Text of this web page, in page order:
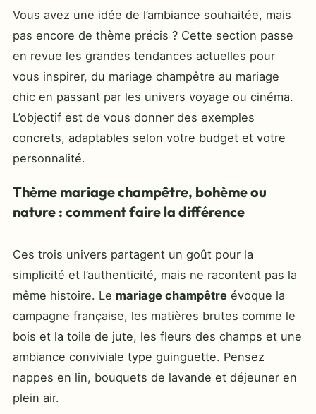
Vous avez une idée de l’ambiance souhaitée, mais
pas encore de thème précis ? Cette section passe
en revue les grandes tendances actuelles pour
vous inspirer, du mariage champêtre au mariage
chic en passant par les univers voyage ou cinéma.
L’objectif est de vous donner des exemples
concrets, adaptables selon votre budget et votre
personnalité.
Thème mariage champêtre, bohème ou
nature : comment faire la différence
Ces trois univers partagent un goût pour la
simplicité et l’authenticité, mais ne racontent pas la
même histoire. Le mariage champêtre évoque la
campagne française, les matières brutes comme le
bois et la toile de jute, les fleurs des champs et une
ambiance conviviale type guinguette. Pensez
nappes en lin, bouquets de lavande et déjeuner en
plein air.